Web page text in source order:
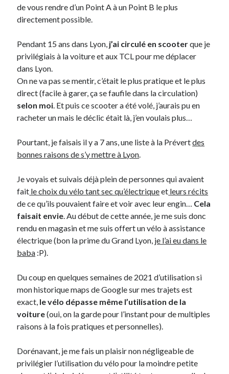
de vous rendre d’un Point A à un Point B le plus
directement possible.
Pendant 15 ans dans Lyon, j’ai circulé en scooterque je
privilégiais à la voiture et aux TCL pour me déplacer
dans Lyon.
On ne va pas se mentir, c’était le plus pratique et le plus
direct (facile à garer, ça se faufile dans la circulation)
selon moi. Et puis ce scooter a été volé, j’aurais pu en
racheter un mais le déclic était là, j’en voulais plus…
Pourtant, je faisais il y a 7 ans, une liste à la Prévertdes
bonnes raisons de s’y mettre à Lyon.
Je voyais et suivais déjà plein de personnes qui avaient
fait le choix du vélo tant sec qu’électriqueet leurs récits
de ce qu’ils pouvaient faire et voir avec leur engin… Cela
faisait envie. Au début de cette année, je me suis donc
rendu en magasin et me suis offert un vélo à assistance
électrique (bon la prime du Grand Lyon, je l’ai eu dans le
baba :P).
Du coup en quelques semaines de 2021 d’utilisation si
mon historique maps de Google sur mes trajets est
exact, le vélo dépasse même l’utilisation de la
voiture(oui, on la garde pour l’instant pour de multiples
raisons à la fois pratiques et personnelles).
Dorénavant, je me fais un plaisir non négligeable de
privilégier l’utilisation du vélo pour la moindre petite